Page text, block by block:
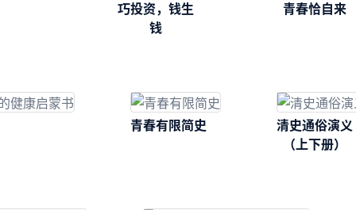
巧投资，钱生
钱
青春恰自来
青春有限简史
清史通俗演义
（上下册）